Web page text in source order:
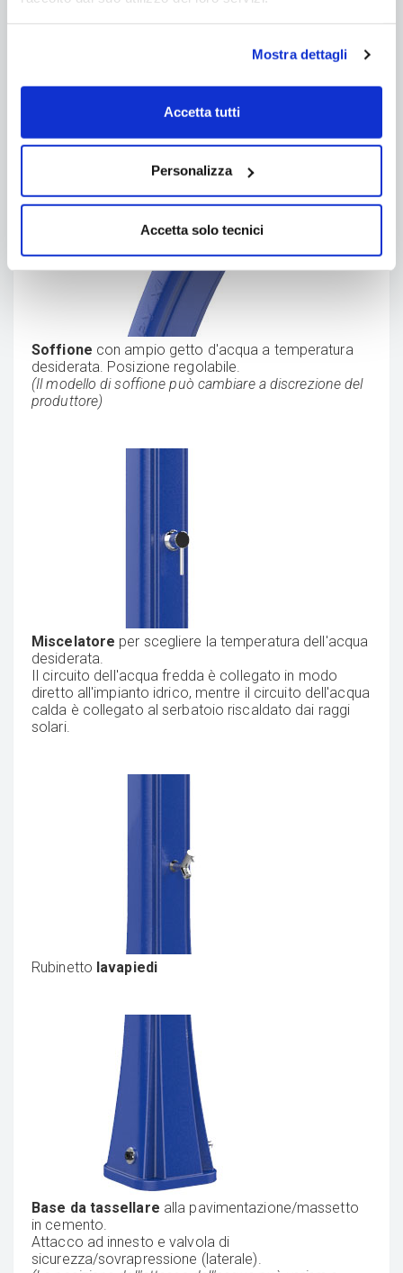
Mostra dettagli
Accetta tutti
Personalizza
Accetta solo tecnici
La doccia solare HAPPY XL con
miscelatore e lavapiedi
Soffione con ampio getto d'acqua a temperatura
desiderata. Posizione regolabile.
(Il modello di soffione può cambiare a discrezione del
produttore)
Miscelatore per scegliere la temperatura dell'acqua
desiderata.
Il circuito dell'acqua fredda è collegato in modo
diretto all'impianto idrico, mentre il circuito dell'acqua
calda è collegato al serbatoio riscaldato dai raggi
solari.
Rubinetto lavapiedi
Base da tassellare alla pavimentazione/massetto
in cemento.
Attacco ad innesto e valvola di
sicurezza/sovrapressione (laterale).